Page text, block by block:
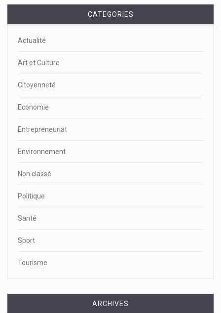
CATEGORIES
Actualité
Art et Culture
Citoyenneté
Economie
Entrepreneuriat
Environnement
Non classé
Politique
Santé
Sport
Tourisme
ARCHIVES